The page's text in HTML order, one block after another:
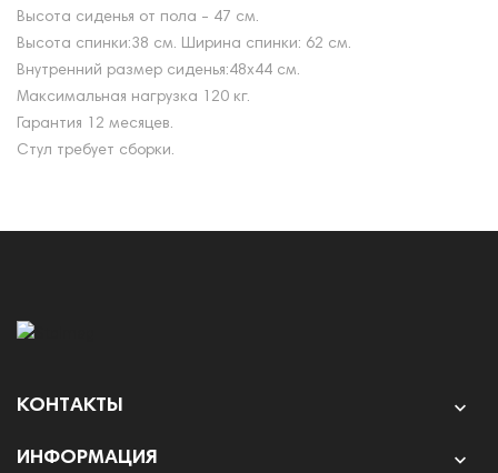
Высота сиденья от пола - 47 см.
Высота спинки:38 см. Ширина спинки: 62 см.
Внутренний размер сиденья:48х44 см.
Максимальная нагрузка 120 кг.
Гарантия 12 месяцев.
Стул требует сборки.
КОНТАКТЫ 
ИНФОРМАЦИЯ 